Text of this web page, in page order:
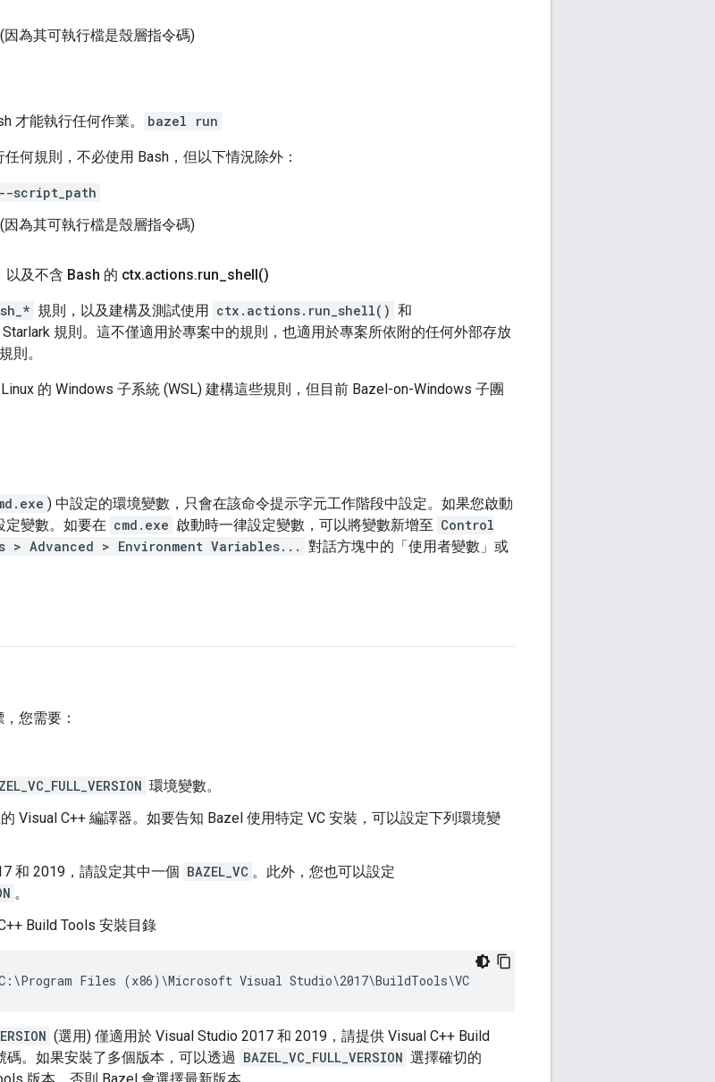
為其可執行檔是殼層指令碼)
才能執行任何作業。 bazel run
何規則，不必使用 Bash，但以下情況除外：
--script_path
為其可執行檔是殼層指令碼)
以及不含 Bash 的 ctx.actions.run_shell()
sh_* 規則，以及建構及測試使用 ctx.actions.run_shell() 和
Starlark 規則。這不僅適用於專案中的規則，也適用於專案所依附的任何外部存放
則。
的 Windows 子系統 (WSL) 建構這些規則，但目前 Bazel-on-Windows 子團
) 中設定的環境變數，只會在該命令提示字元工作階段中設定。如果您啟動
定變數。如要在 cmd.exe 啟動時一律設定變數，可以將變數新增至 Control
> Advanced > Environment Variables... 對話方塊中的「使用者變數」或
您需要：
環境變數。
Visual C++ 編譯器。如要告知 Bazel 使用特定 VC 安裝，可以設定下列環境變
和 2019，請設定其中一個 BAZEL_VC 。此外，您也可以設定
。
Build Tools 安裝目錄
(選用) 僅適用於 Visual Studio 2017 和 2019，請提供 Visual C++ Build
碼。如果安裝了多個版本，可以透過 BAZEL_VC_FULL_VERSION 選擇確切的